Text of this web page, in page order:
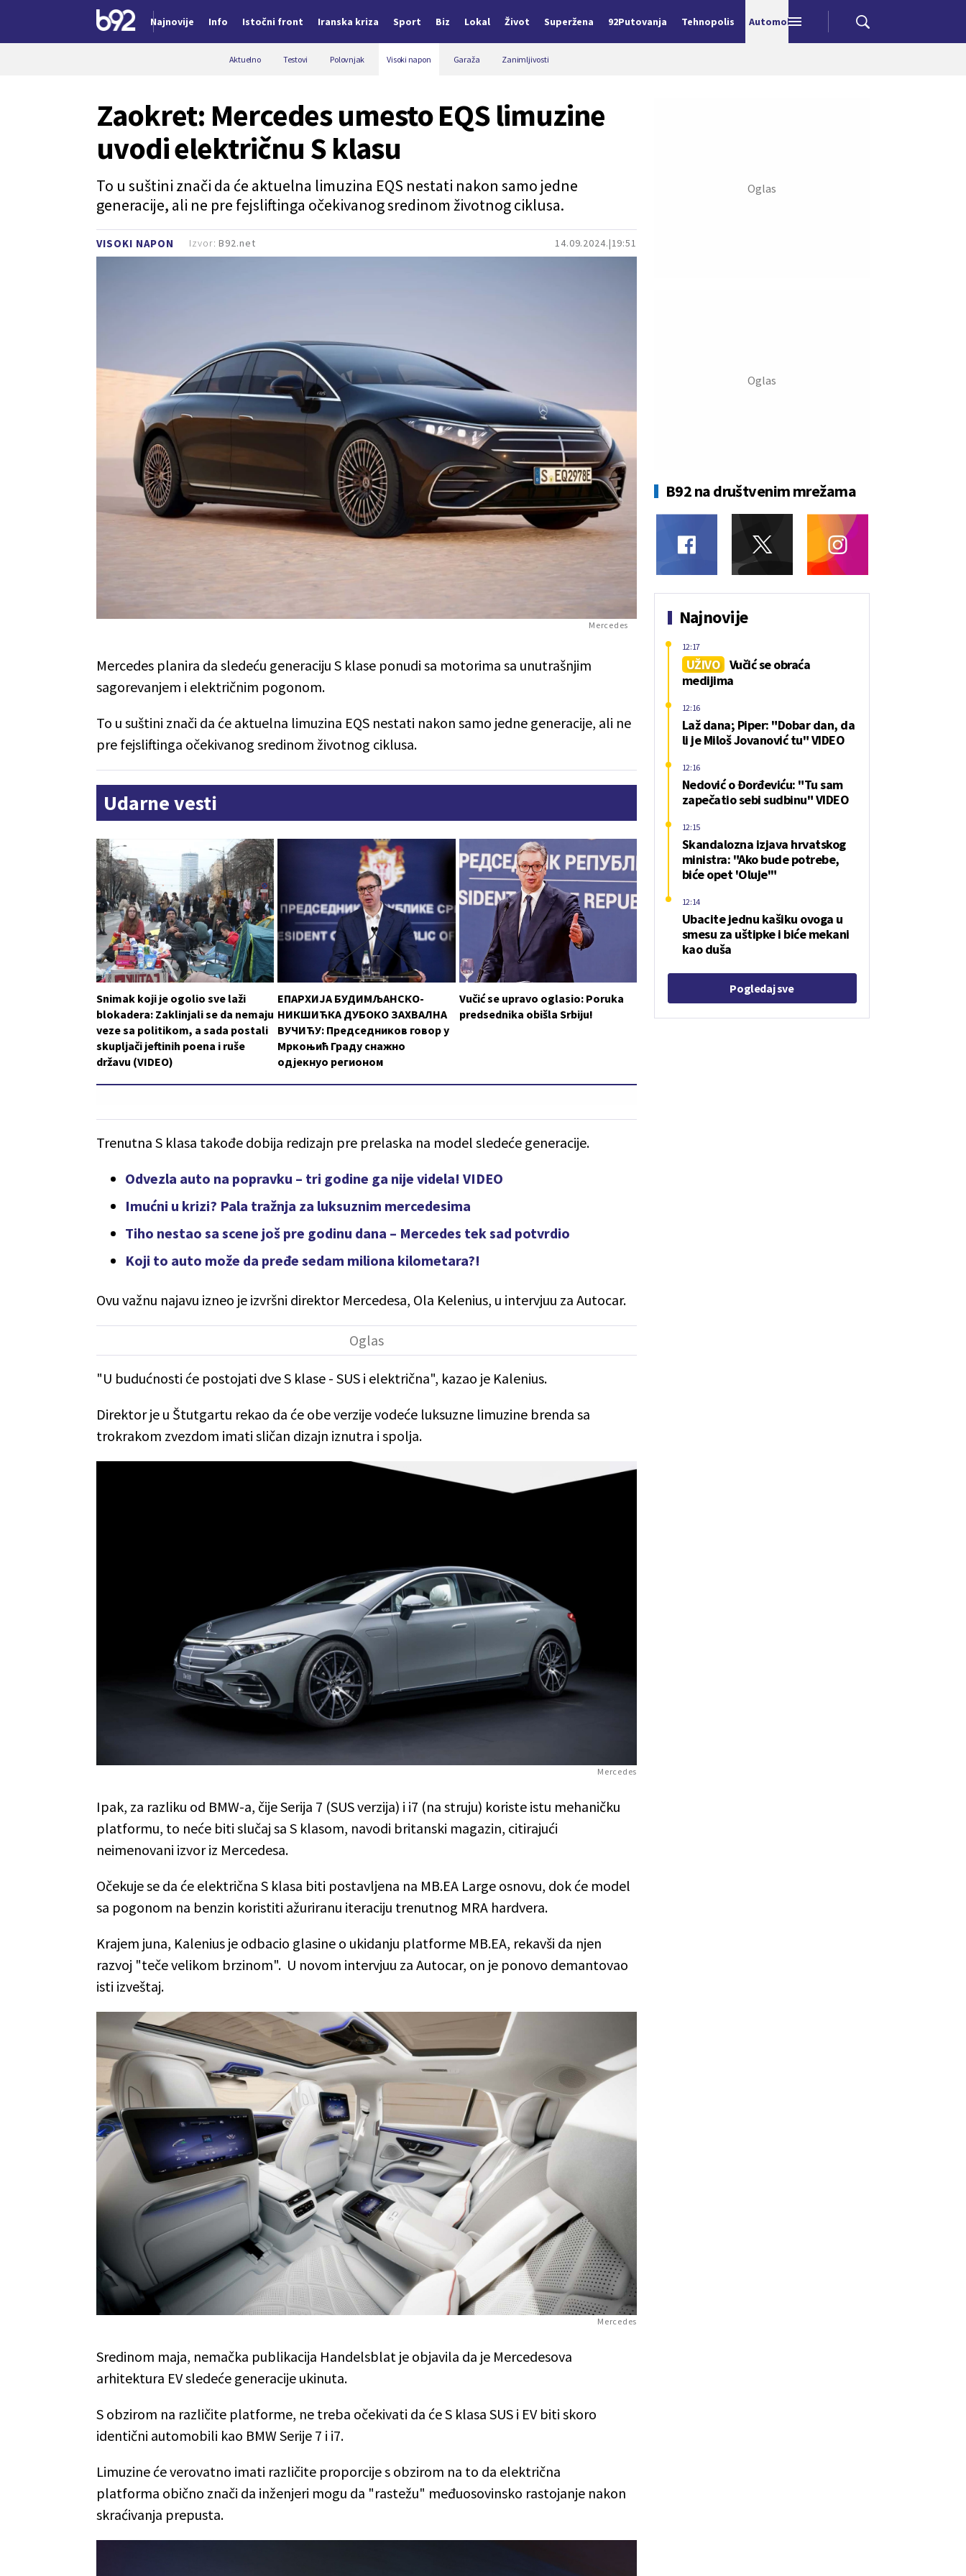
Najnovije Info Istočni front Iranska kriza Sport Biz Lokal Život Superžena 92Putovanja Tehnopolis Automobili
Aktuelno Testovi Polovnjak Visoki napon Garaža Zanimljivosti
VISOKI NAPON 14.09.2024. 19:51
Zaokret: Mercedes umesto EQS limuzine
uvodi električnu S klasu
To u suštini znači da će aktuelna limuzina EQS nestati nakon samo jedne
generacije, ali ne pre fejsliftinga očekivanog sredinom životnog ciklusa.
Izvor:B92.net
Mercedes
Mercedes planira da sledeću generaciju S klase ponudi sa motorima sa unutrašnjim
sagorevanjem i električnim pogonom.
To u suštini znači da će aktuelna limuzina EQS nestati nakon samo jedne generacije, ali ne
pre fejsliftinga očekivanog sredinom životnog ciklusa.
Udarne vesti
Snimak koji je ogolio sve laži
blokadera: Zaklinjali se da nemaju
veze sa politikom, a sada postali
skupljači jeftinih poena i ruše
državu (VIDEO)
ЕПАРХИЈА БУДИМЉАНСКО-
НИКШИЋКА ДУБОКО ЗАХВАЛНА
ВУЧИЋУ: Председников говор у
Мркоњић Граду снажно
одјекнуо регионом
Vučić se upravo oglasio: Poruka
predsednika obišla Srbiju!
Trenutna S klasa takođe dobija redizajn pre prelaska na model sledeće generacije.
Odvezla auto na popravku – tri godine ga nije videla! VIDEO
Imućni u krizi? Pala tražnja za luksuznim mercedesima
Tiho nestao sa scene još pre godinu dana – Mercedes tek sad potvrdio
Koji to auto može da pređe sedam miliona kilometara?!
Ovu važnu najavu izneo je izvršni direktor Mercedesa, Ola Kelenius, u intervjuu za Autocar.
"U budućnosti će postojati dve S klase - SUS i električna", kazao je Kalenius.
Direktor je u Štutgartu rekao da će obe verzije vodeće luksuzne limuzine brenda sa
trokrakom zvezdom imati sličan dizajn iznutra i spolja.
Mercedes
Ipak, za razliku od BMW-a, čije Serija 7 (SUS verzija) i i7 (na struju) koriste istu mehaničku
platformu, to neće biti slučaj sa S klasom, navodi britanski magazin, citirajući
neimenovani izvor iz Mercedesa.
Očekuje se da će električna S klasa biti postavljena na MB.EA Large osnovu, dok će model
sa pogonom na benzin koristiti ažuriranu iteraciju trenutnog MRA hardvera.
Krajem juna, Kalenius je odbacio glasine o ukidanju platforme MB.EA, rekavši da njen
razvoj "teče velikom brzinom". U novom intervjuu za Autocar, on je ponovo demantovao
isti izveštaj.
Mercedes
Sredinom maja, nemačka publikacija Handelsblat je objavila da je Mercedesova
arhitektura EV sledeće generacije ukinuta.
S obzirom na različite platforme, ne treba očekivati da će S klasa SUS i EV biti skoro
identični automobili kao BMW Serije 7 i i7.
Limuzine će verovatno imati različite proporcije s obzirom na to da električna
platforma obično znači da inženjeri mogu da "rastežu" međuosovinsko rastojanje nakon
skraćivanja prepusta.
B92 na društvenim mrežama
Najnovije
UŽIVO Vučić se obraća
medijima
12:17
Laž dana; Piper: "Dobar dan, da
li je Miloš Jovanović tu" VIDEO
12:16
Nedović o Đorđeviću: "Tu sam
zapečatio sebi sudbinu" VIDEO
12:16
Skandalozna izjava hrvatskog
ministra: "Ako bude potrebe,
biće opet 'Oluje'"
12:15
Ubacite jednu kašiku ovoga u
smesu za uštipke i biće mekani
kao duša
12:14
Pogledaj sve